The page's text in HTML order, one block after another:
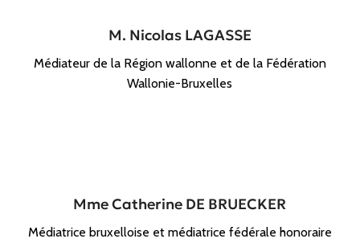
M. Nicolas LAGASSE
Médiateur de la Région wallonne et de la Fédération
Wallonie-Bruxelles
Mme Catherine DE BRUECKER
Médiatrice bruxelloise et médiatrice fédérale honoraire